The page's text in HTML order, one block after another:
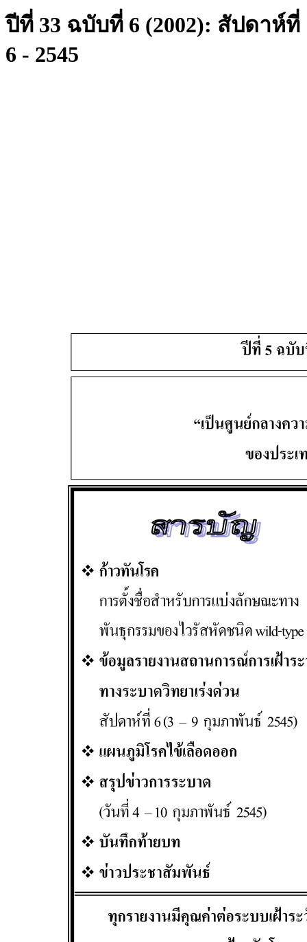
ปีที่ 33 ฉบับที่ 6 (2002): สัปดาห์ที่
6 - 2545